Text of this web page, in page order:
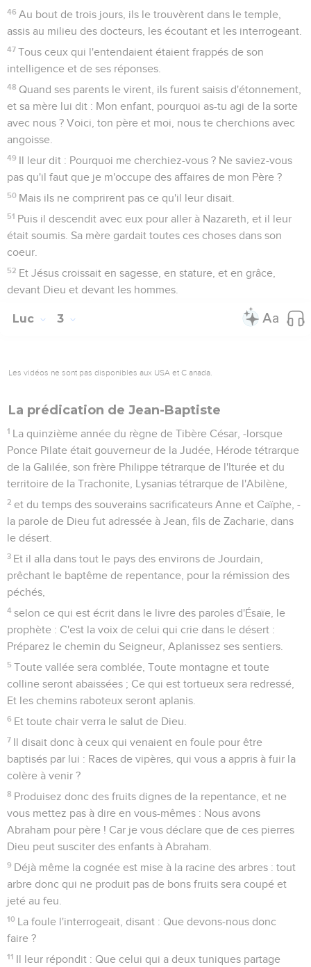
46 Au bout de trois jours, ils le trouvèrent dans le temple,
assis au milieu des docteurs, les écoutant et les interrogeant.
47 Tous ceux qui l'entendaient étaient frappés de son
intelligence et de ses réponses.
48 Quand ses parents le virent, ils furent saisis d'étonnement,
et sa mère lui dit : Mon enfant, pourquoi as-tu agi de la sorte
avec nous ? Voici, ton père et moi, nous te cherchions avec
angoisse.
49 Il leur dit : Pourquoi me cherchiez-vous ? Ne saviez-vous
pas qu'il faut que je m'occupe des affaires de mon Père ?
50 Mais ils ne comprirent pas ce qu'il leur disait.
51 Puis il descendit avec eux pour aller à Nazareth, et il leur
était soumis. Sa mère gardait toutes ces choses dans son
coeur.
52 Et Jésus croissait en sagesse, en stature, et en grâce,
devant Dieu et devant les hommes.
Luc 3
Les vidéos ne sont pas disponibles aux USA et C anada.
La prédication de Jean-Baptiste
1 La quinzième année du règne de Tibère César, -lorsque
Ponce Pilate était gouverneur de la Judée, Hérode tétrarque
de la Galilée, son frère Philippe tétrarque de l'Iturée et du
territoire de la Trachonite, Lysanias tétrarque de l'Abilène,
2 et du temps des souverains sacrificateurs Anne et Caïphe, -
la parole de Dieu fut adressée à Jean, fils de Zacharie, dans
le désert.
3 Et il alla dans tout le pays des environs de Jourdain,
prêchant le baptême de repentance, pour la rémission des
péchés,
4 selon ce qui est écrit dans le livre des paroles d'Ésaïe, le
prophète : C'est la voix de celui qui crie dans le désert :
Préparez le chemin du Seigneur, Aplanissez ses sentiers.
5 Toute vallée sera comblée, Toute montagne et toute
colline seront abaissées ; Ce qui est tortueux sera redressé,
Et les chemins raboteux seront aplanis.
6 Et toute chair verra le salut de Dieu.
7 Il disait donc à ceux qui venaient en foule pour être
baptisés par lui : Races de vipères, qui vous a appris à fuir la
colère à venir ?
8 Produisez donc des fruits dignes de la repentance, et ne
vous mettez pas à dire en vous-mêmes : Nous avons
Abraham pour père ! Car je vous déclare que de ces pierres
Dieu peut susciter des enfants à Abraham.
9 Déjà même la cognée est mise à la racine des arbres : tout
arbre donc qui ne produit pas de bons fruits sera coupé et
jeté au feu.
10 La foule l'interrogeait, disant : Que devons-nous donc
faire ?
11 Il leur répondit : Que celui qui a deux tuniques partage